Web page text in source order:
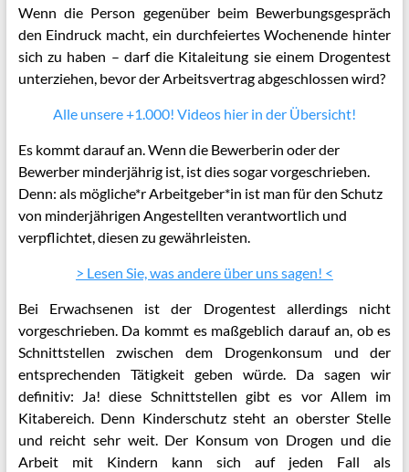
Wenn die Person gegenüber beim Bewerbungsgespräch
den Eindruck macht, ein durchfeiertes Wochenende hinter
sich zu haben – darf die Kitaleitung sie einem Drogentest
unterziehen, bevor der Arbeitsvertrag abgeschlossen wird?
Alle unsere +1.000! Videos hier in der Übersicht!
Es kommt darauf an. Wenn die Bewerberin oder der
Bewerber minderjährig ist, ist dies sogar vorgeschrieben.
Denn: als mögliche*r Arbeitgeber*in ist man für den Schutz
von minderjährigen Angestellten verantwortlich und
verpflichtet, diesen zu gewährleisten.
> Lesen Sie, was andere über uns sagen! <
Bei Erwachsenen ist der Drogentest allerdings nicht
vorgeschrieben. Da kommt es maßgeblich darauf an, ob es
Schnittstellen zwischen dem Drogenkonsum und der
entsprechenden Tätigkeit geben würde. Da sagen wir
definitiv: Ja! diese Schnittstellen gibt es vor Allem im
Kitabereich. Denn Kinderschutz steht an oberster Stelle
und reicht sehr weit. Der Konsum von Drogen und die
Arbeit mit Kindern kann sich auf jeden Fall als